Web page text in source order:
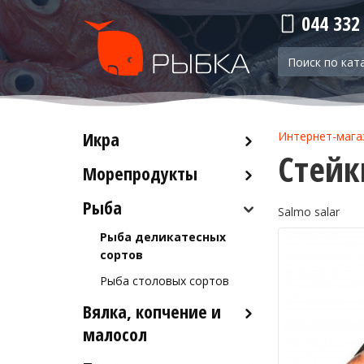
044
Икра
Красная икра
Морепродукты
Кальмары
Осьминоги
Крабы
Креветки
Лобстеры / Омары
Мидии
Рыба
Рыба деликатесных
сортов
Рыба столовых сортов
Вялка, копчение и
малосол
Интернет-
Salmo salar